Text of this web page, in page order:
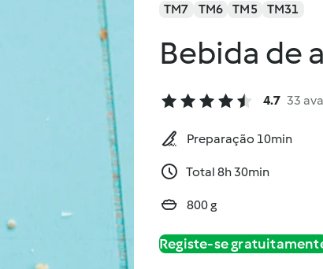
TM7 TM6 TM5 TM31
Bebida de
4.7 33
Preparação 10min
Total 8h 30min
800 g
Registe-se